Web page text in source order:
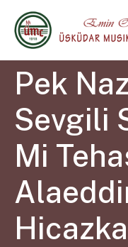
Pek
Sevgili
Mi